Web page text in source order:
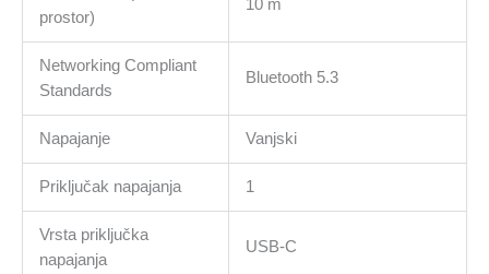
prostor)
10 m
Networking Compliant
Standards
Bluetooth 5.3
Napajanje Vanjski
Priključak napajanja 1
Vrsta priključka
napajanja
USB-C